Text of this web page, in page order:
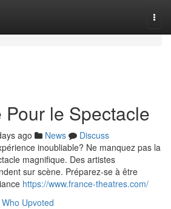
Pour le Spectacle
ago News
Discuss
inoubliable? Ne manquez pas la
magnifique. Des artistes
sur scène. Préparez-se à être
https://www.france-theatres.com/
Who Upvoted